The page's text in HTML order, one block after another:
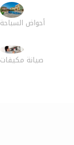
أحواض السباحة
صيانة مكيفات